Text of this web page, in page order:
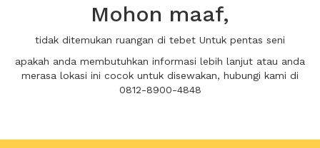
Mohon maaf,
tidak ditemukan ruangan di tebet Untuk pentas seni
apakah anda membutuhkan informasi lebih lanjut atau anda
merasa lokasi ini cocok untuk disewakan, hubungi kami di
0812-8900-4848